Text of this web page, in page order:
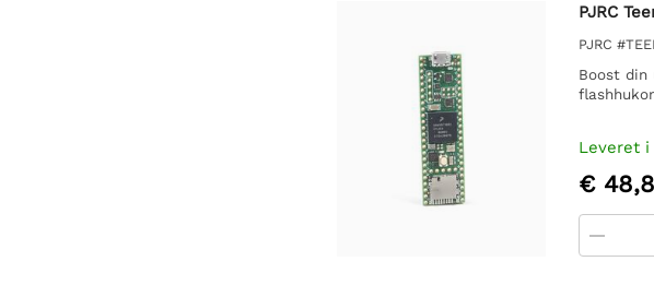
PJRC
PJRC
Boost din
Leveret i
€